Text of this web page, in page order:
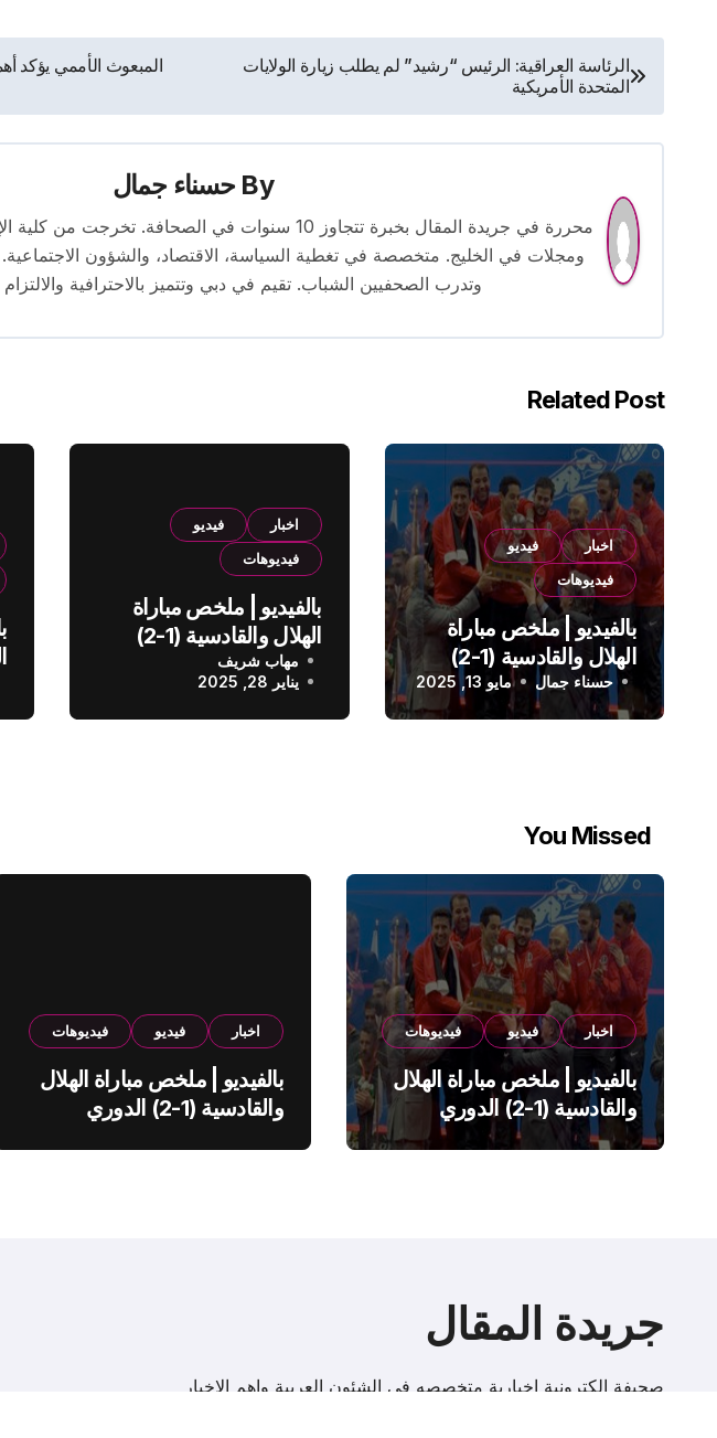
تصفّح
المقالات
الرئاسة العراقية: الرئيس “رشيد” لم يطلب زيارة الولايات
المتحدة الأمريكية
المبعوث الأممي يؤكد
By حسناء جمال
محررة في جريدة المقال بخبرة تتجاوز 10 سنوات في
ومجلات في الخليج. متخصصة في تغطية السياسة، الاقتصاد، والشؤون
وتدرب الصحفيين الشباب. تقيم في دبي وتتميز بالاحترافية
Related Post
اخبار
فيديو
فيديوهات
بالفيديو | ملخص مباراة
الهلال والقادسية (1-2)
الدوري السعودي
حسناء جمال مايو 13, 2025
اخبار
فيديو
فيديوهات
بالفيديو | ملخص مباراة
الهلال والقادسية (1-2)
الدوري السعودي
مهاب شريف
يناير 28, 2025
You Missed
اخبار فيديو فيديوهات
بالفيديو | ملخص مباراة الهلال
والقادسية (1-2) الدوري
السعودي
اخبار فيديو فيديوهات
بالفيديو | ملخص مباراة الهلال
والقادسية (1-2) الدوري
جريدة المقال
صحيفة إلكترونية اخبارية متخصصه فى الشئون العربية واهم الاخبار